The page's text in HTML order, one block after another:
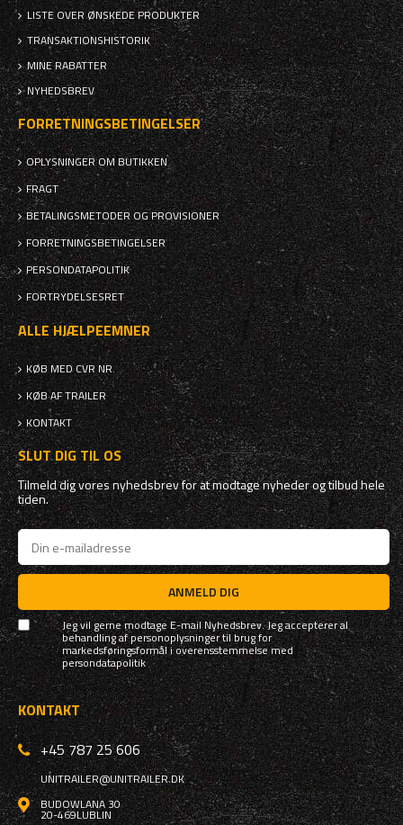
LISTE OVER ØNSKEDE PRODUKTER
TRANSAKTIONSHISTORIK
MINE RABATTER
NYHEDSBREV
FORRETNINGSBETINGELSER
OPLYSNINGER OM BUTIKKEN
FRAGT
BETALINGSMETODER OG PROVISIONER
FORRETNINGSBETINGELSER
PERSONDATAPOLITIK
FORTRYDELSESRET
ALLE HJÆLPEEMNER
KØB MED CVR NR.
KØB AF TRAILER
KONTAKT
SLUT DIG TIL OS
Tilmeld dig vores nyhedsbrev for at modtage nyheder og tilbud hele
tiden.
ANMELD DIG
Jeg vil gerne modtage E-mail Nyhedsbrev. Jeg accepterer al
behandling af personoplysninger til brug for
markedsføringsformål i overensstemmelse med
persondatapolitik
KONTAKT
+45 787 25 606
UNITRAILER@UNITRAILER.DK
BUDOWLANA 30
20-469LUBLIN